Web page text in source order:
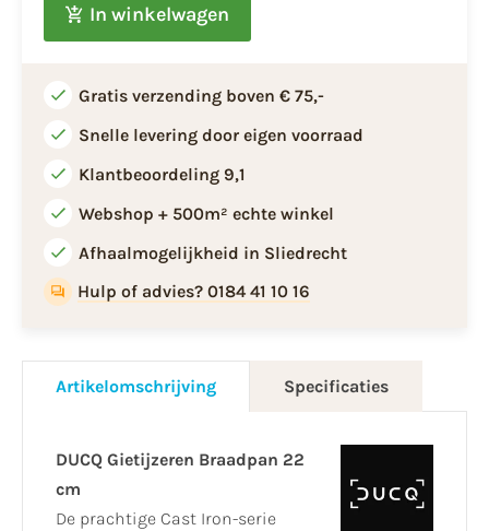
In winkelwagen
Gratis verzending boven € 75,-
Snelle levering door eigen voorraad
Klantbeoordeling 9,1
Webshop + 500m² echte winkel
Afhaalmogelijkheid in Sliedrecht
Hulp of advies? 0184 41 10 16
Artikelomschrijving Specificaties
DUCQ Gietijzeren Braadpan 22
cm
De prachtige Cast Iron-serie